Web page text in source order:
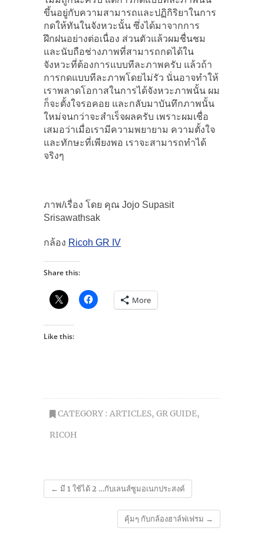
ขึ้นอยู่กับความสามารถและปฏิกิริยาในการ
กดให้ทันในจังหวะนั้น ซึ่งได้มาจากการ
ฝึกฝนอย่างต่อเนื่อง ส่วนตัวแล้วผมชื่นชม
และนับถือช่างภาพที่สามารถกดได้ใน
จังหวะที่ต้องการแบบทีละภาพครับ แล้วถ้า
การกดแบบทีละภาพโดยไม่รัว นั่นอาจทำให้
เราพลาดโอกาสในการได้จังหวะภาพนั้น ผม
ก็จะตั้งใจรอคอย และกลับมาบันทึกภาพนั้น
ใหม่จนกว่าจะสำเร็จผลครับ เพราะผมเชื่อ
เสมอว่าเมื่อเรามีความพยายาม ความตั้งใจ
และทักษะที่เพียงพอ เราจะสามารถทำได้
จริงๆ
ภาพ/เรื่อง โดย คุณ Jojo Supasit
Srisawathsak
กล้อง Ricoh GR IV
Share this:
More
Like this:
CATEGORY : ARTICLES, GR GUIDE,
RICOH
← มี 1 ใช้ได้ 2 …กับเลนส์ซูมอเนกประสงค์
คุ้มๆ กับกล้องฮาล์ฟเฟรม →